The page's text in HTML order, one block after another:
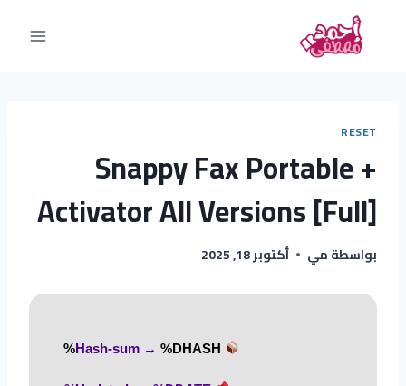
RESET
Snappy Fax Portable +
Activator All Versions [Full]
بواسطةمي أكتوبر 18, 2025
%DHASH%